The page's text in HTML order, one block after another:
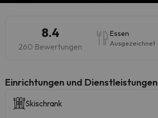
8.4
260 Bewertungen
Essen
Ausgezeichnet
​Einrichtungen und Dienstleistungen
Skischrank